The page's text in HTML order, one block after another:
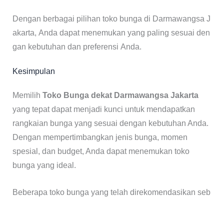
Dengan berbagai pilihan toko bunga di Darmawangsa J
akarta, Anda dapat menemukan yang paling sesuai den
gan kebutuhan dan preferensi Anda.
Kesimpulan
Memilih Toko Bunga dekat Darmawangsa Jakarta
yang tepat dapat menjadi kunci untuk mendapatkan
rangkaian bunga yang sesuai dengan kebutuhan Anda.
Dengan mempertimbangkan jenis bunga, momen
spesial, dan budget, Anda dapat menemukan toko
bunga yang ideal.
Beberapa toko bunga yang telah direkomendasikan seb